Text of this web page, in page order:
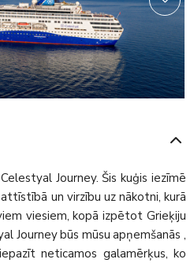
Journey. Šis kuģis iezīmē
un virzību uz nākotni, kurā
viesiem, kopā izpētot Grieķiju
Journey būs mūsu apņemšanās ,
neticamos galamērķus, ko